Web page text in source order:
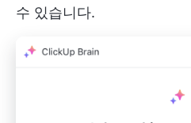
수 있습니다.